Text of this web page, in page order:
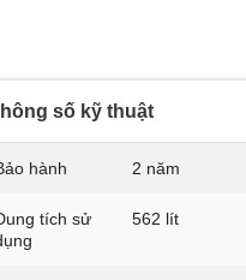
số kỹ thuật
hành 2 năm
tích sử
562 lít